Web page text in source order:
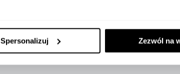
Spersonalizuj Zezwól na